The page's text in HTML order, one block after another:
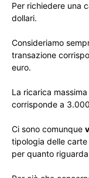
Per richiedere una
dollari.
Consideriamo
transazione
euro.
La ricarica
corrisponde a
Ci sono comunque
tipologia delle
per quanto